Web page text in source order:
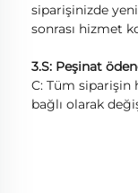
siparişinizde
sonrası hizmet
3.S: Peşinat
C: Tüm siparişin
bağlı olarak